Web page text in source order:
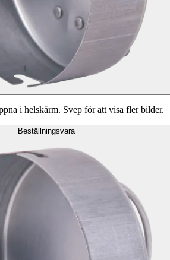
i helskärm. Svep för att visa fler bilder.
Beställningsvara